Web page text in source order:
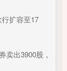
扩容至17
卖出3900股，